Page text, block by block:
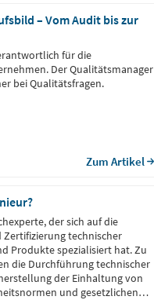
– Vom Audit bis zur
für die
Der Qualitätsmanager
bei Qualitätsfragen.
Zum Artikel
der sich auf die
technischer
Produkte spezialisiert hat. Zu
die Durchführung technischer
der Einhaltung von
und gesetzlichen